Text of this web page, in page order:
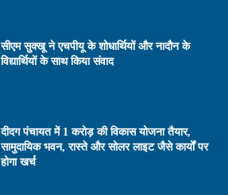
सीएम सुक्खू ने एचपीयू के शोधार्थियों और नादौन के
विद्यार्थियों के साथ किया संवाद
दीदग पंचायत में 1 करोड़ की विकास योजना तैयार,
सामुदायिक भवन, रास्ते और सोलर लाइट जैसे कार्यों पर
होगा खर्च